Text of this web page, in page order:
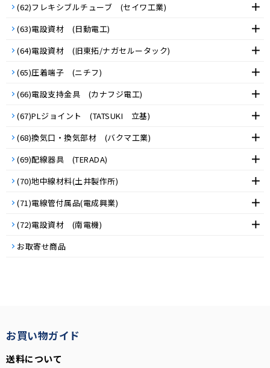
(62)フレキシブルチューブ (セイワ工業)
(63)電設資材 (日動電工)
(64)電設資材 (旧東拓/ナガセルータック)
(65)圧着端子 (ニチフ)
(66)電設支持金具 (カナフジ電工)
(67)PLジョイント (TATSUKI 立基)
(68)換気口・換気部材 (バクマ工業)
(69)配線器具 (TERADA)
(70)地中線材料(土井製作所)
(71)電線管付属品(電成興業)
(72)電設資材 (南電機)
お取寄せ商品
お買い物ガイド
送料について